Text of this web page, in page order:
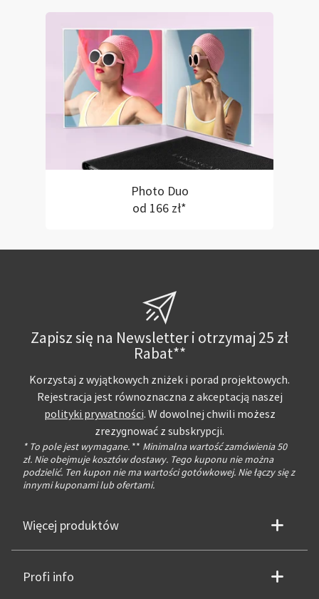
Photo Duo
od 166 zł*
Zapisz się na Newsletter i otrzymaj 25 zł
Rabat**
Korzystaj z wyjątkowych zniżek i porad projektowych.
Rejestracja jest równoznaczna z akceptacją naszej
polityki prywatności. W dowolnej chwili możesz
zrezygnować z subskrypcji.
* To pole jest wymagane. ** Minimalna wartość zamówienia 50
zł. Nie obejmuje kosztów dostawy. Tego kuponu nie można
podzielić. Ten kupon nie ma wartości gotówkowej. Nie łączy się z
innymi kuponami lub ofertami.
Więcej produktów
Profi info